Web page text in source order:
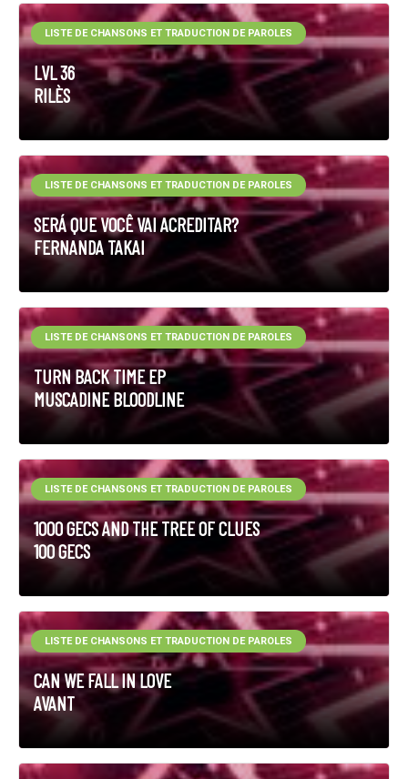
LVL 36
RILÈS
LISTE DE CHANSONS ET TRADUCTION DE PAROLES
SERÁ QUE VOCÊ VAI ACREDITAR?
FERNANDA TAKAI
LISTE DE CHANSONS ET TRADUCTION DE PAROLES
TURN BACK TIME EP
MUSCADINE BLOODLINE
LISTE DE CHANSONS ET TRADUCTION DE PAROLES
1000 GECS AND THE TREE OF CLUES
100 GECS
LISTE DE CHANSONS ET TRADUCTION DE PAROLES
CAN WE FALL IN LOVE
AVANT
LISTE DE CHANSONS ET TRADUCTION DE PAROLES